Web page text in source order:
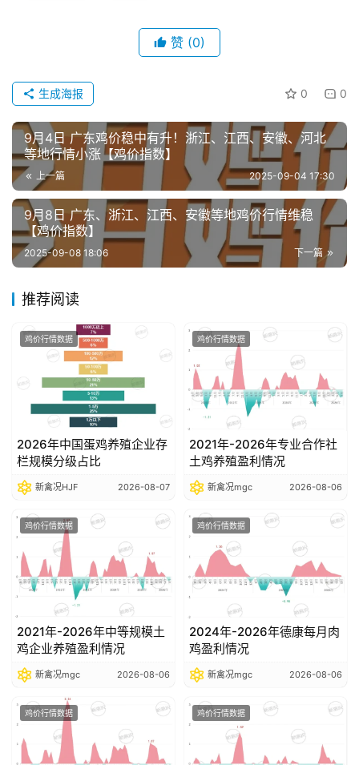
分
析
报
告
数
据
图
今
猪
赞 (0)
0 0
生成海报
9月4日 广东鸡价稳中有升！浙江、江西、安徽、河北
等地行情小涨【鸡价指数】
上一篇 2025-09-04 17:30
9月8日 广东、浙江、江西、安徽等地鸡价行情维稳
【鸡价指数】
下一篇
2025-09-08 18:06
推荐阅读
鸡价行情数据
2026年中国蛋鸡养殖企业存
栏规模分级占比
新禽况HJF 2026-08-07
鸡价行情数据
2021年-2026年专业合作社
土鸡养殖盈利情况
新禽况mgc 2026-08-06
鸡价行情数据
2021年-2026年中等规模土
鸡企业养殖盈利情况
新禽况mgc 2026-08-06
鸡价行情数据
2024年-2026年德康每月肉
鸡盈利情况
新禽况mgc 2026-08-06
鸡价行情数据 鸡价行情数据